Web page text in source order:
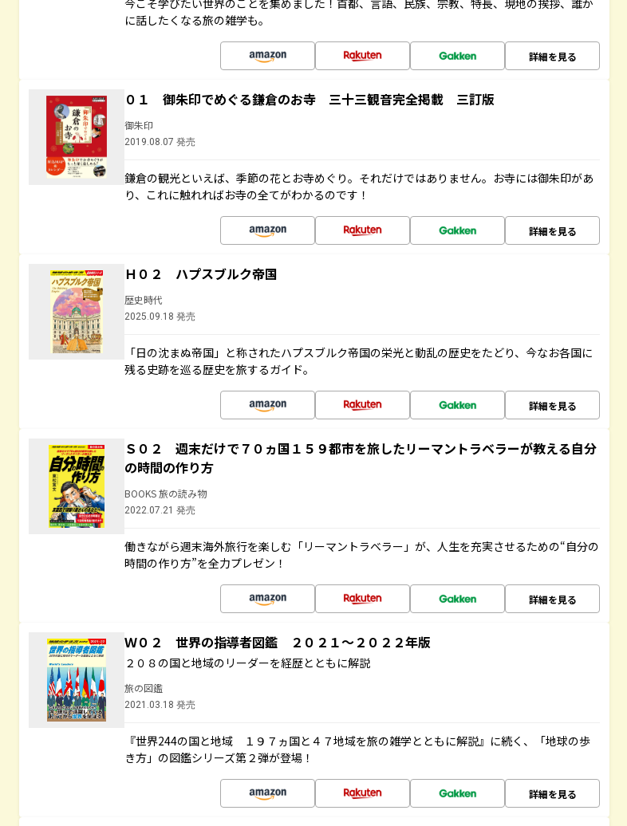
今こそ学びたい世界のことを集めました！首都、言語、民族、宗教、特長、現地の挨拶、誰か
に話したくなる旅の雑学も。
詳細を見る
０１ 御朱印でめぐる鎌倉のお寺 三十三観音完全掲載 三訂版
御朱印
2019.08.07 発売
鎌倉の観光といえば、季節の花とお寺めぐり。それだけではありません。お寺には御朱印があ
り、これに触れればお寺の全てがわかるのです！
詳細を見る
Ｈ０２ ハプスブルク帝国
歴史時代
2025.09.18 発売
「日の沈まぬ帝国」と称されたハプスブルク帝国の栄光と動乱の歴史をたどり、今なお各国に
残る史跡を巡る歴史を旅するガイド。
詳細を見る
Ｓ０２ 週末だけで７０ヵ国１５９都市を旅したリーマントラベラーが教える自分
の時間の作り方
BOOKS 旅の読み物
2022.07.21 発売
働きながら週末海外旅行を楽しむ「リーマントラベラー」が、人生を充実させるための“自分の
時間の作り方”を全力プレゼン！
詳細を見る
Ｗ０２ 世界の指導者図鑑 ２０２１～２０２２年版
２０８の国と地域のリーダーを経歴とともに解説
旅の図鑑
2021.03.18 発売
『世界244の国と地域 １９７ヵ国と４７地域を旅の雑学とともに解説』に続く、「地球の歩
き方」の図鑑シリーズ第２弾が登場！
詳細を見る